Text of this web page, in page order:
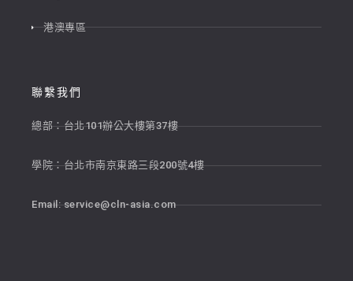
港澳專區
聯繫我們
總部：台北101辦公大樓第37樓
學院：台北市南京東路三段200號4樓
Email:service@cln-asia.com